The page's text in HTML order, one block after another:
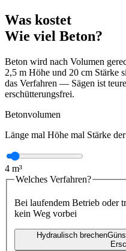
Was kostet
Wie viel Beton?
Beton wird nach Volumen
2,5 m Höhe und 20 cm Stärke
das Verfahren — Sägen ist
erschütterungsfrei.
Betonvolumen
Länge mal Höhe mal Stärke
4 m³
Welches Verfahren?
Bei laufendem Betrieb oder
kein Weg vorbei
Hydraulisch brechen